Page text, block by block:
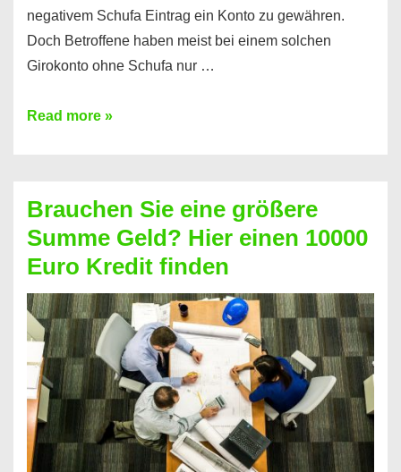
negativem Schufa Eintrag ein Konto zu gewähren.
Doch Betroffene haben meist bei einem solchen
Girokonto ohne Schufa nur …
Günstiges
Geht
das
überhaupt?
Na
klar!
Read more »
Brauchen Sie eine größere
Summe Geld? Hier einen 10000
Euro Kredit finden